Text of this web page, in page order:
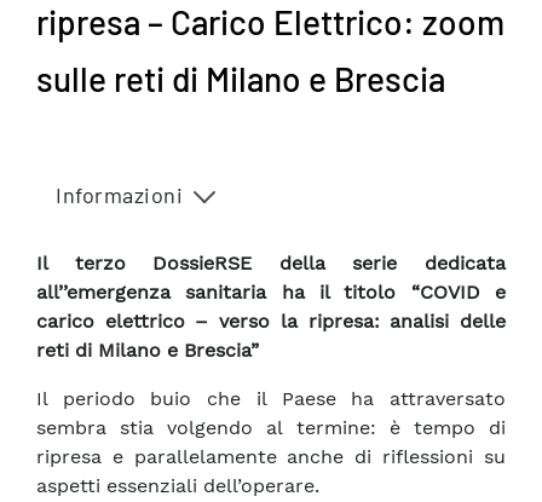
ripresa – Carico Elettrico: zoom
sulle reti di Milano e Brescia
Informazioni
Il terzo DossieRSE della serie dedicata
all’’emergenza sanitaria ha il titolo “COVID e
carico elettrico – verso la ripresa: analisi delle
reti di Milano e Brescia”
Il periodo buio che il Paese ha attraversato
sembra stia volgendo al termine: è tempo di
ripresa e parallelamente anche di riflessioni su
aspetti essenziali dell’operare.